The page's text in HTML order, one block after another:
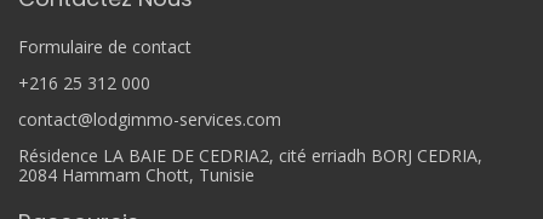
Formulaire de contact
+216 25 312 000
contact@lodgimmo-services.com
Résidence LA BAIE DE CEDRIA2, cité erriadh BORJ CEDRIA,
2084 Hammam Chott, Tunisie